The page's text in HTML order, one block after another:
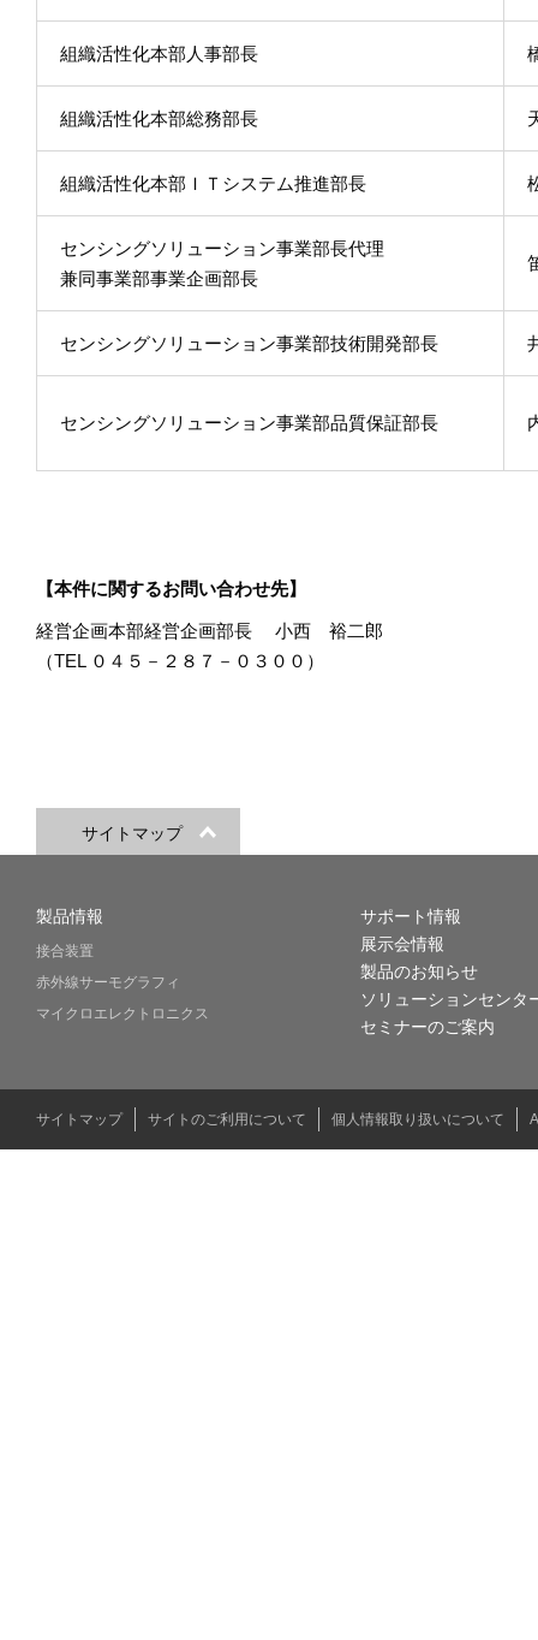
組織活性化本部人事部長
組織活性化本部総務部長
組織活性化本部ＩＴシステム推進部長
センシングソリューション事業部長代理
兼同事業部事業企画部長
センシングソリューション事業部技術開発部長
センシングソリューション事業部品質保証部長
【本件に関するお問い合わせ先】
経営企画本部経営企画部長 小西 裕二郎
（TEL ０４５－２８７－０３００）
サイトマップ
製品情報
接合装置
赤外線サーモグラフィ
マイクロエレクトロニクス
サポート情報
展示会情報
製品のお知らせ
ソリューションセンタ
セミナーのご案内
サイトマップ サイトのご利用について 個人情報取り扱いについて